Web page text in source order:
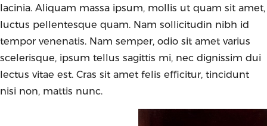
lacinia. Aliquam massa ipsum, mollis ut quam sit amet,
luctus pellentesque quam. Nam sollicitudin nibh id
tempor venenatis. Nam semper, odio sit amet varius
scelerisque, ipsum tellus sagittis mi, nec dignissim dui
lectus vitae est. Cras sit amet felis efficitur, tincidunt
nisi non, mattis nunc.